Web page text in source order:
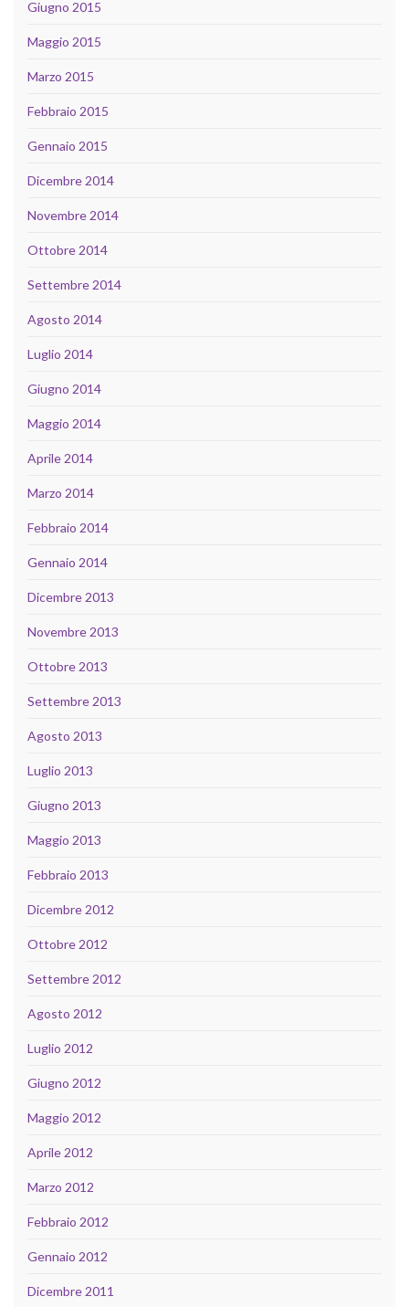
Giugno 2015
Maggio 2015
Marzo 2015
Febbraio 2015
Gennaio 2015
Dicembre 2014
Novembre 2014
Ottobre 2014
Settembre 2014
Agosto 2014
Luglio 2014
Giugno 2014
Maggio 2014
Aprile 2014
Marzo 2014
Febbraio 2014
Gennaio 2014
Dicembre 2013
Novembre 2013
Ottobre 2013
Settembre 2013
Agosto 2013
Luglio 2013
Giugno 2013
Maggio 2013
Febbraio 2013
Dicembre 2012
Ottobre 2012
Settembre 2012
Agosto 2012
Luglio 2012
Giugno 2012
Maggio 2012
Aprile 2012
Marzo 2012
Febbraio 2012
Gennaio 2012
Dicembre 2011